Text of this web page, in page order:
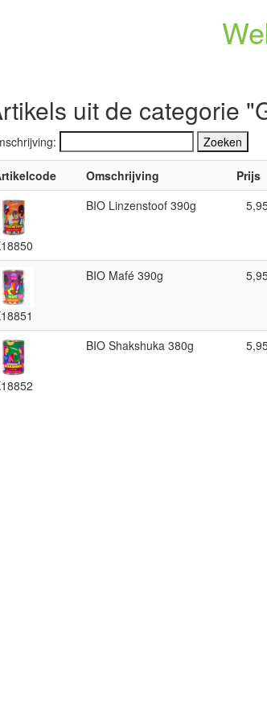
uit de categorie
Omschrijving Prijs
BIO Linzenstoof 390g
BIO Mafé 390g
BIO Shakshuka 380g